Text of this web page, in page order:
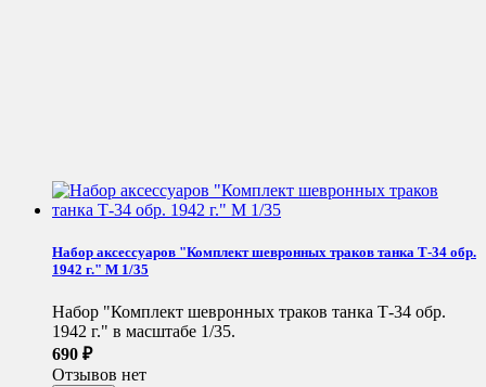
Набор аксессуаров "Комплект шевронных траков танка Т-34 обр.
1942 г." М 1/35
Набор "Комплект шевронных траков танка Т-34 обр.
1942 г." в масштабе 1/35.
690 ₽
Отзывов нет